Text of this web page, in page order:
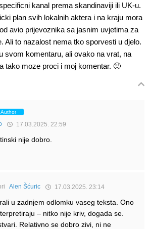
kanal prema skandinaviji ili UK-u.
plan svih lokalnih aktera i na kraju mora
avio prijevoznika sa jasnim uvjetima za
Ali to nazalost nema tko sporvesti u djelo.
svom komentaru, ali ovako na vrat, na
tako moze proci i moj komentar. 🙂
Author
17.03.2025. 22:59
nije dobro.
Alen Šćuric 17.03.2025. 23:14
u zadnjem odlomku vaseg teksta. Ono
– nitko nije kriv, dogada se.
Relativno se dobro zivi, ni ne